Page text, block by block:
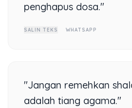
penghapus dosa."
SALIN TEKS WHATSAPP
"Jangan remehkan
adalah tiang agama."